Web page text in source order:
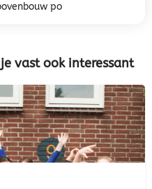
po
vast ook interessant